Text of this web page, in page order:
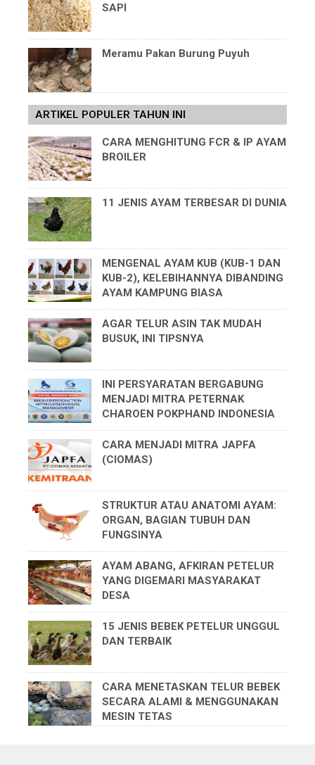
SAPI
Meramu Pakan Burung Puyuh
ARTIKEL POPULER TAHUN INI
CARA MENGHITUNG FCR & IP AYAM
BROILER
11 JENIS AYAM TERBESAR DI DUNIA
MENGENAL AYAM KUB (KUB-1 DAN
KUB-2), KELEBIHANNYA DIBANDING
AYAM KAMPUNG BIASA
AGAR TELUR ASIN TAK MUDAH
BUSUK, INI TIPSNYA
INI PERSYARATAN BERGABUNG
MENJADI MITRA PETERNAK
CHAROEN POKPHAND INDONESIA
CARA MENJADI MITRA JAPFA
(CIOMAS)
STRUKTUR ATAU ANATOMI AYAM:
ORGAN, BAGIAN TUBUH DAN
FUNGSINYA
AYAM ABANG, AFKIRAN PETELUR
YANG DIGEMARI MASYARAKAT
DESA
15 JENIS BEBEK PETELUR UNGGUL
DAN TERBAIK
CARA MENETASKAN TELUR BEBEK
SECARA ALAMI & MENGGUNAKAN
MESIN TETAS